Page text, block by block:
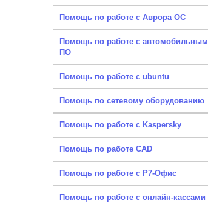
Помощь по работе с Аврора ОС
Помощь по работе с автомобильным
ПО
Помощь по работе с ubuntu
Помощь по сетевому оборудованию
Помощь по работе с Kaspersky
Помощь по работе CAD
Помощь по работе с Р7-Офис
Помощь по работе с онлайн-кассами